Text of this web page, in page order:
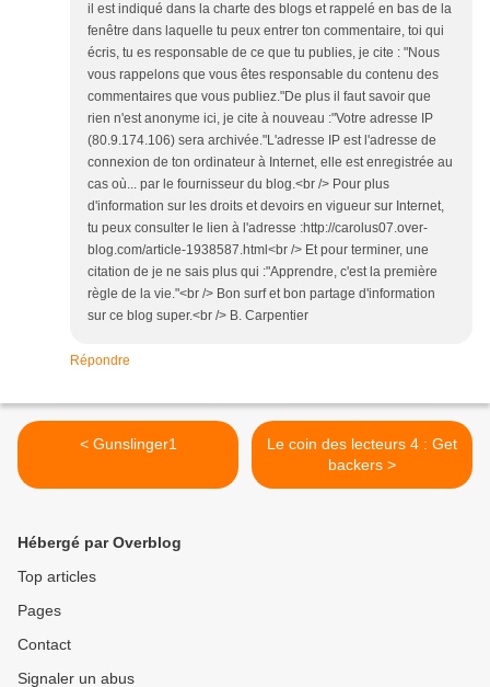
il est indiqué dans la charte des blogs et rappelé en bas de la
fenêtre dans laquelle tu peux entrer ton commentaire, toi qui
écris, tu es responsable de ce que tu publies, je cite : "Nous
vous rappelons que vous êtes responsable du contenu des
commentaires que vous publiez."De plus il faut savoir que
rien n'est anonyme ici, je cite à nouveau :"Votre adresse IP
(80.9.174.106) sera archivée."L'adresse IP est l'adresse de
connexion de ton ordinateur à Internet, elle est enregistrée au
cas où... par le fournisseur du blog.<br /> Pour plus
d'information sur les droits et devoirs en vigueur sur Internet,
tu peux consulter le lien à l'adresse :http://carolus07.over-
blog.com/article-1938587.html<br /> Et pour terminer, une
citation de je ne sais plus qui :"Apprendre, c'est la première
règle de la vie."<br /> Bon surf et bon partage d'information
sur ce blog super.<br /> B. Carpentier
Répondre
< Gunslinger1
Le coin des lecteurs 4 : Get
backers >
Hébergé par Overblog
Top articles
Pages
Contact
Signaler un abus